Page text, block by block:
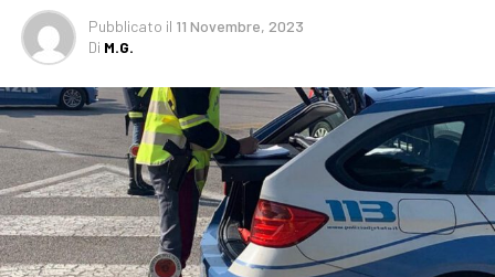
Pubblicato il 11 Novembre, 2023
Di M.G.